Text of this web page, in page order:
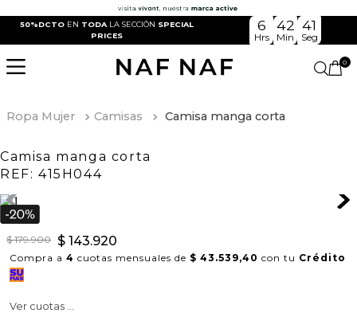
50%DCTO EN TODA LA SECCIÓN SPECIAL
PRICES
6
Hrs
42
Min
41
Seg
0
Ropa Mujer Camisas Camisa manga corta
Camisa manga corta
REF: 415H044
$ 179.900 $ 143.920
Compra a 4 cuotas mensuales de $ 43.539,40 con tu Crédito
Ver cuotas ...